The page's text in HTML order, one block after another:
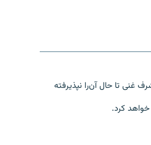
غنی تا حال آن‌را نپذیرفته
خواهد کرد.